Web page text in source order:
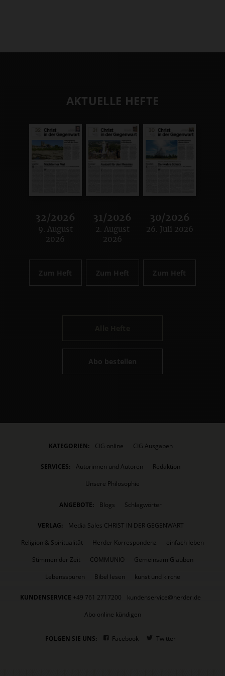
AKTUELLE HEFTE
32/2026
:
9. August
2026
Zum Heft
31/2026
:
2. August
2026
Zum Heft
30/2026
:
26. Juli 2026
Zum Heft
Abo bestellen
KATEGORIEN: CIG online CIG Ausgaben
SERVICES: Autorinnen und Autoren
Redaktion
Unsere Philosophie
ANGEBOTE: Blogs Schlagwörter
VERLAG:
Media Sales CHRIST IN DER GEGENWART
Religion & Spiritualität
Herder Korrespondenz
einfach leben
Stimmen der Zeit
COMMUNIO
Gemeinsam Glauben
Lebensspuren
Bibel lesen kunst und kirche
KUNDENSERVICE +49 761 2717200
kundenservice@herder.de
Abo online kündigen
FOLGEN SIE UNS: Facebook Twitter